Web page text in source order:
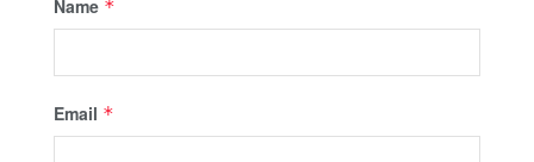
Name *
Email *